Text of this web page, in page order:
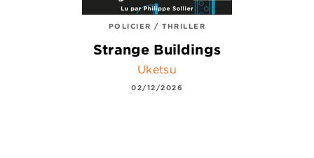
POLICIER / THRILLER
Strange Buildings
Uketsu
02/12/2026